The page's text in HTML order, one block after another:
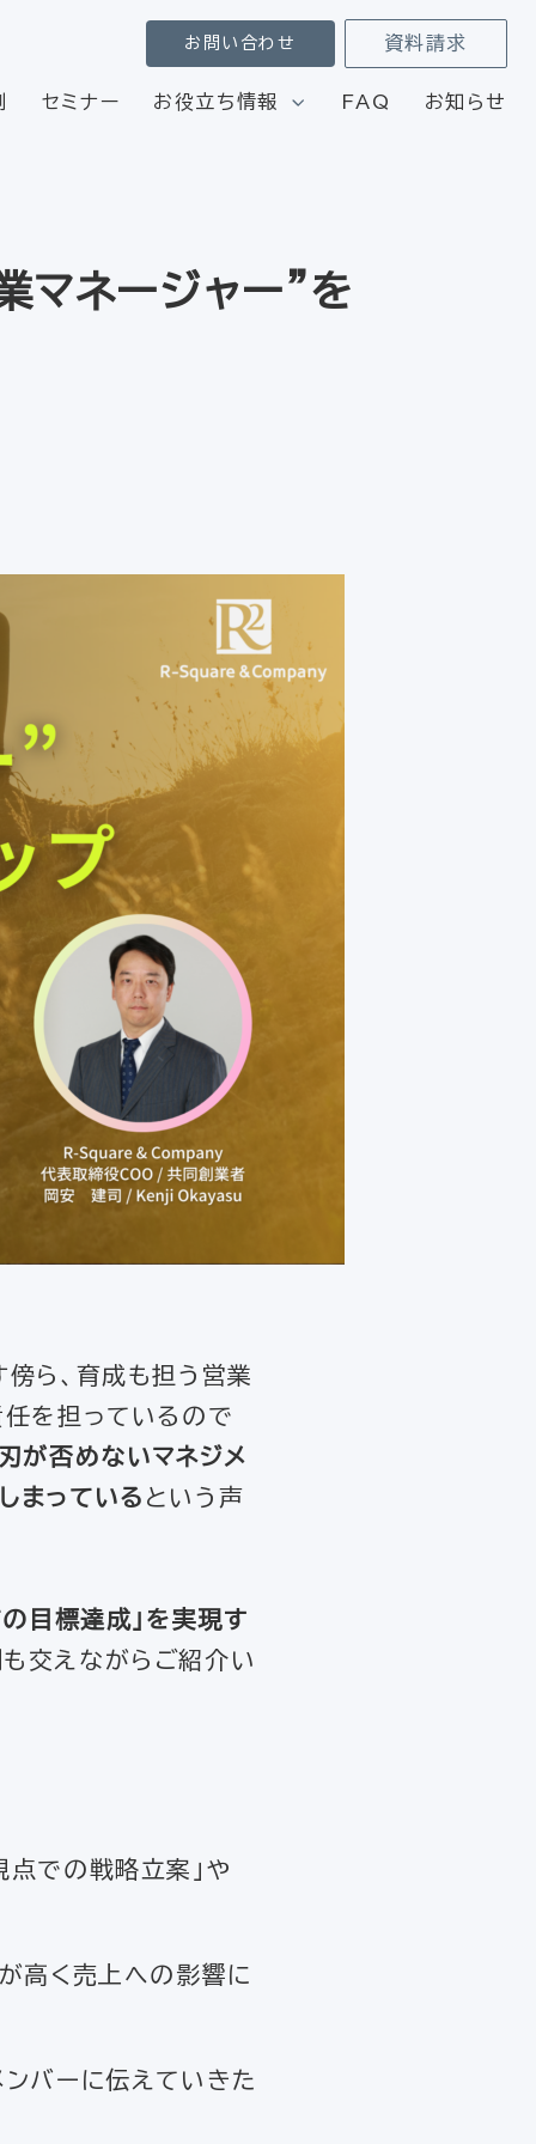
セミナー お役立ち情報 FAQ お知らせ
お問い合わせ 資料請求
マネージャー”を
ら、育成も担う営業
任を担っているので
が否めないマネジメ
まっている という声
の目標達成」を実現す
交えながらご紹介い
での戦略立案」や
高く売上への影響に
バーに伝えていきた